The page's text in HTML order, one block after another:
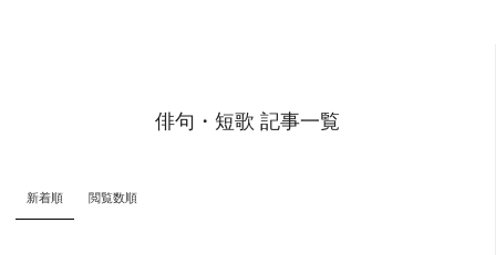
俳句・短歌 記事一覧
新着順 閲覧数順